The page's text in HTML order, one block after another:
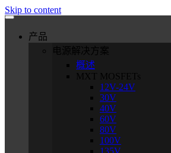
Skip to content
产品
电源解决方案
概述
MXT MOSFETs
12V-24V
30V
40V
60V
80V
100V
135V